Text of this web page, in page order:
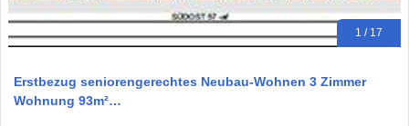
1 / 17
Erstbezug seniorengerechtes Neubau-Wohnen 3 Zimmer
Wohnung 93m²…